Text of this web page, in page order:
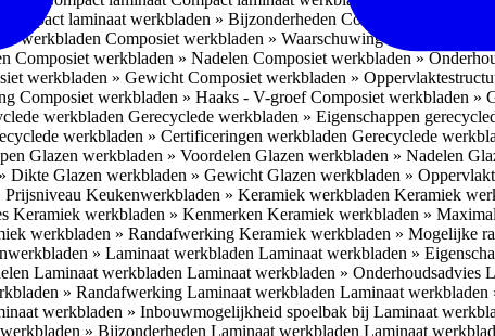
Compact laminaat werkbladen » Bijzonderheden Compact laminaat
werkbladen Composiet werkbladen » Waarschuwing Monteurs:
Composiet werkbladen » Nadelen Composiet werkbladen »
werkbladen » Gewicht Composiet werkbladen »
Composiet werkbladen » Haaks - V-groefComposiet werkbladen »
werkbladen Gerecyclede werkbladen » Eigenschappen
werkbladen » Certificeringen werkbladen Gerecyclede
Glazen werkbladen » Voordelen Glazen werkbladen » Nadelen
Dikte Glazen werkbladen » Gewicht Glazen werkbladen »
Prijsniveau Keukenwerkbladen » Keramiek werkbladen Keramiek
Keramiek werkbladen » Kenmerken Keramiek werkbladen »
werkbladen » Randafwerking Keramiek werkbladen » Mogelijke
» Laminaat werkbladen Laminaat werkbladen »
Laminaat werkbladen Laminaat werkbladen » Onderhoudsadvies
» Randafwerking Laminaat werkbladen Laminaat werkbladen
werkbladen » Inbouwmogelijkheid spoelbak bij Laminaat
» Bijzonderheden Laminaat werkbladen Laminaat